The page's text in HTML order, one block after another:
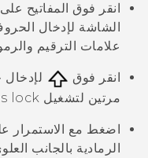
أجهزة HTC والملحقات
انقر فوق المفاتيح
الشاشة لإدخال
علامات الترقيم
انقر فوق
مرتين لتشغيل caps lock.
اضغط مع الاستمرار
الرمادية بالجانب